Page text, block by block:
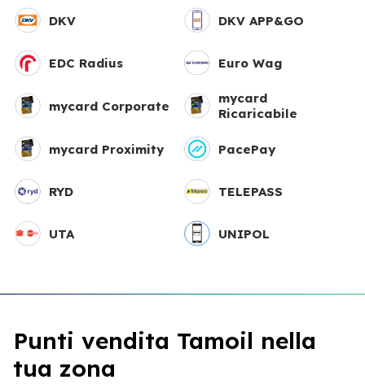
DKV DKV APP&GO
EDC Radius Euro Wag
mycard Corporate
mycard
Ricaricabile
mycard Proximity PacePay
RYD TELEPASS
UTA UNIPOL
Punti vendita Tamoil nella
tua zona